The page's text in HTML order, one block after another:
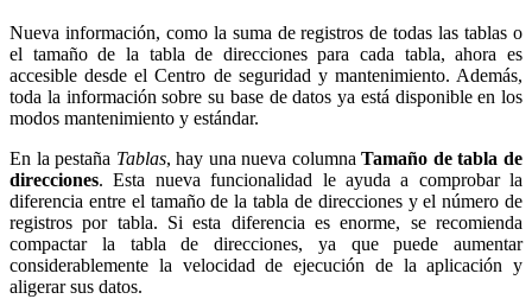
Nueva información, como la suma de registros de todas las tablas o
el tamaño de la tabla de direcciones para cada tabla, ahora es
accesible desde el Centro de seguridad y mantenimiento. Además,
toda la información sobre su base de datos ya está disponible en los
modos mantenimiento y estándar.
En la pestaña Tablas, hay una nueva columnaTamaño de tabla de
direcciones. Esta nueva funcionalidad le ayuda a comprobar la
diferencia entre el tamaño de la tabla de direcciones y el número de
registros por tabla. Si esta diferencia es enorme, se recomienda
compactar la tabla de direcciones, ya que puede aumentar
considerablemente la velocidad de ejecución de la aplicación y
aligerar sus datos.